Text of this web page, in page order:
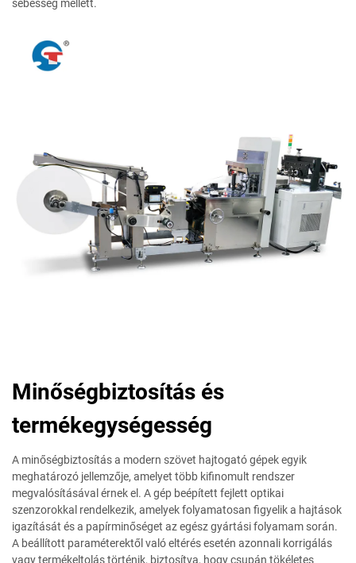
sebesség mellett.
Minőségbiztosítás és
termékegységesség
A minőségbiztosítás a modern szövet hajtogató gépek egyik
meghatározó jellemzője, amelyet több kifinomult rendszer
megvalósításával érnek el. A gép beépített fejlett optikai
szenzorokkal rendelkezik, amelyek folyamatosan figyelik a hajtások
igazítását és a papírminőséget az egész gyártási folyamam során.
A beállított paraméterektől való eltérés esetén azonnali korrigálás
vagy termékeltolás történik, biztosítva, hogy csupán tökéletes